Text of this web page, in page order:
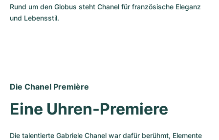
Rund um den Globus steht Chanel für französische Eleganz
und Lebensstil.
Die Chanel Première
Eine Uhren-Premiere
Die talentierte Gabriele Chanel war dafür berühmt, Elemente